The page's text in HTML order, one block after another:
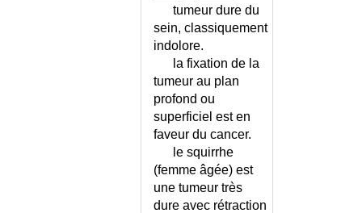
CECITE PERMANENTE DE
CECITE TRANSITOIRE
CELLULE D'URGENCE
MEDICO-PSYCHOLOGIQUE
CENTRE ANTIPOISON
CENTRES DE REFERENCE DES
CENTRES DE REFERENCE DES
tumeur dure du
sein, classiquement
indolore.
la fixation de la
tumeur au plan
profond ou
superficiel est en
faveur du cancer.
le squirrhe
(femme âgée) est
une tumeur très
dure avec rétraction